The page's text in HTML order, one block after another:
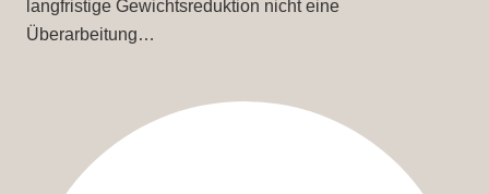
langfristige Gewichtsreduktion nicht eine
Überarbeitung…